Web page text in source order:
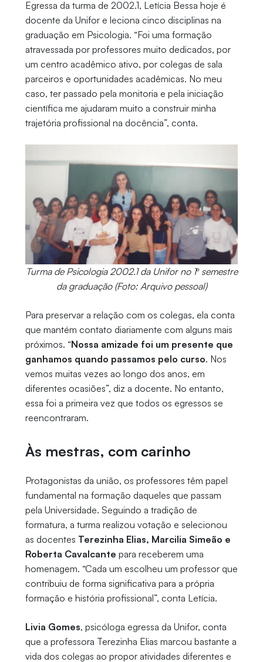
Egressa da turma de 2002.1, Letícia Bessa hoje é
docente da Unifor e leciona cinco disciplinas na
graduação em Psicologia. “Foi uma formação
atravessada por professores muito dedicados, por
um centro acadêmico ativo, por colegas de sala
parceiros e oportunidades acadêmicas. No meu
caso, ter passado pela monitoria e pela iniciação
científica me ajudaram muito a construir minha
trajetória profissional na docência”, conta.
Turma de Psicologia 2002.1 da Unifor no 1º semestre
da graduação (Foto: Arquivo pessoal)
Para preservar a relação com os colegas, ela conta
que mantém contato diariamente com alguns mais
próximos. “Nossa amizade foi um presente que
ganhamos quando passamos pelo curso. Nos
vemos muitas vezes ao longo dos anos, em
diferentes ocasiões”, diz a docente. No entanto,
essa foi a primeira vez que todos os egressos se
reencontraram.
Às mestras, com carinho
Protagonistas da união, os professores têm papel
fundamental na formação daqueles que passam
pela Universidade. Seguindo a tradição de
formatura, a turma realizou votação e selecionou
as docentes Terezinha Elias, Marcilia Simeão e
Roberta Cavalcante para receberem uma
homenagem. “Cada um escolheu um professor que
contribuiu de forma significativa para a própria
formação e história profissional”, conta Letícia.
Livia Gomes, psicóloga egressa da Unifor, conta
que a professora Terezinha Elias marcou bastante a
vida dos colegas ao propor atividades diferentes e